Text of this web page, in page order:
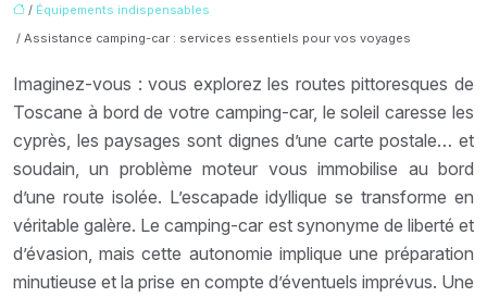
/ Équipements indispensables
/ Assistance camping-car : services essentiels pour vos voyages
Imaginez-vous : vous explorez les routes pittoresques de
Toscane à bord de votre camping-car, le soleil caresse les
cyprès, les paysages sont dignes d’une carte postale… et
soudain, un problème moteur vous immobilise au bord
d’une route isolée. L’escapade idyllique se transforme en
véritable galère. Le camping-car est synonyme de liberté et
d’évasion, mais cette autonomie implique une préparation
minutieuse et la prise en compte d’éventuels imprévus. Une